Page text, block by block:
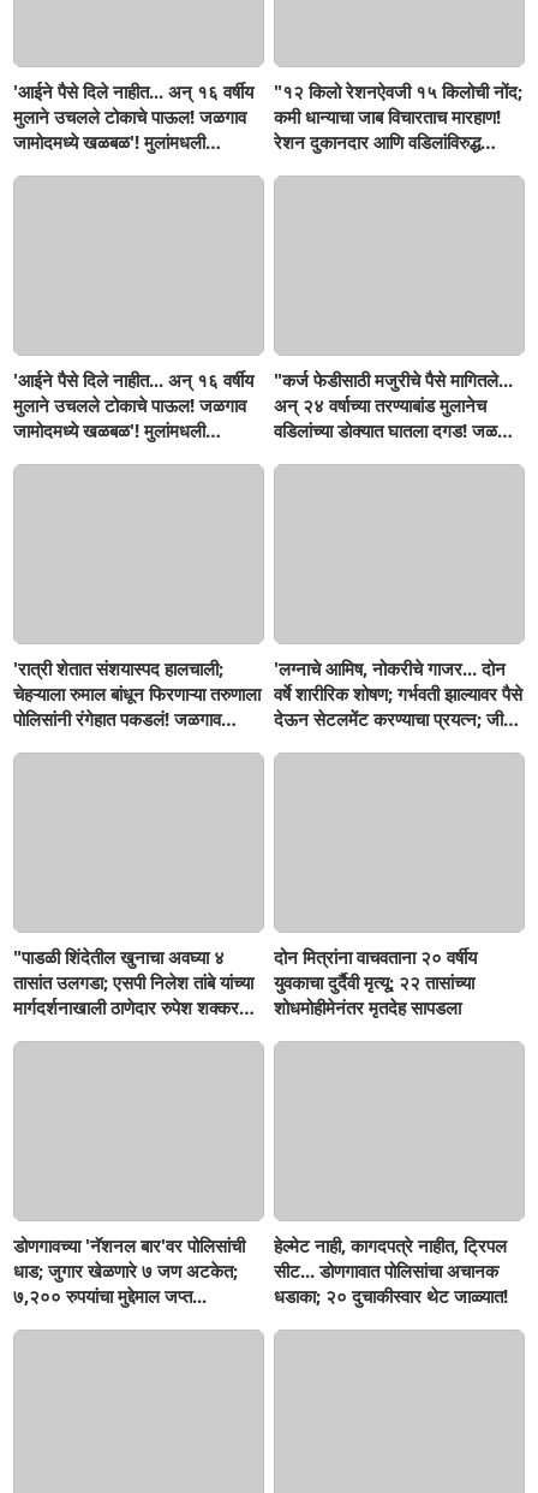
'आईने पैसे दिले नाहीत... अन् १६ वर्षीय
मुलाने उचलले टोकाचे पाऊल! जळगाव
जामोदमध्ये खळबळ'! मुलांमधली
"१२ किलो रेशनऐवजी १५ किलोची नोंद;
कमी धान्याचा जाब विचारताच मारहाण!
रेशन दुकानदार आणि वडिलांविरुद्ध
'आईने पैसे दिले नाहीत... अन् १६ वर्षीय
मुलाने उचलले टोकाचे पाऊल! जळगाव
जामोदमध्ये खळबळ'! मुलांमधली
"कर्ज फेडीसाठी मजुरीचे पैसे मागितले...
अन् २४ वर्षाच्या तरण्याबांड मुलानेच
वडिलांच्या डोक्यात घातला दगड! जळगाव
'रात्री शेतात संशयास्पद हालचाली;
चेहऱ्याला रुमाल बांधून फिरणाऱ्या तरुणाला
पोलिसांनी रंगेहात पकडलं! जळगाव
'लग्नाचे आमिष, नोकरीचे गाजर... दोन
वर्षे शारीरिक शोषण; गर्भवती झाल्यावर पैसे
देऊन सेटलमेंट करण्याचा प्रयत्न; जीवे
"पाडळी शिंदेतील खुनाचा अवघ्या ४
तासांत उलगडा; एसपी निलेश तांबे यांच्या
मार्गदर्शनाखाली ठाणेदार रुपेश शक्करगेंची
दोन मित्रांना वाचवताना २० वर्षीय
युवकाचा दुर्दैवी मृत्यू; २२ तासांच्या
शोधमोहीमेनंतर मृतदेह सापडला
डोणगावच्या 'नॅशनल बार'वर पोलिसांची
धाड; जुगार खेळणारे ७ जण अटकेत;
७,२०० रुपयांचा मुद्देमाल जप्त...
हेल्मेट नाही, कागदपत्रे नाहीत, ट्रिपल
सीट... डोणगावात पोलिसांचा अचानक
धडाका; २० दुचाकीस्वार थेट जाळ्यात!